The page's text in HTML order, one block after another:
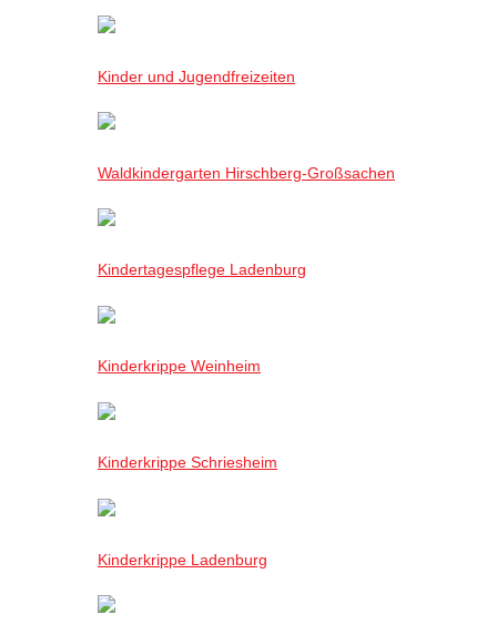
Kinder und Jugendfreizeiten
Waldkindergarten Hirschberg-Großsachen
Kindertagespflege Ladenburg
Kinderkrippe Weinheim
Kinderkrippe Schriesheim
Kinderkrippe Ladenburg